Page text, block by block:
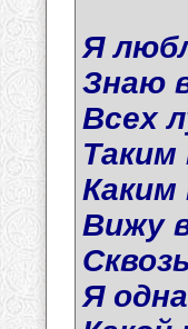
Я
Знаю
Всех
Каким
Вижу
Я